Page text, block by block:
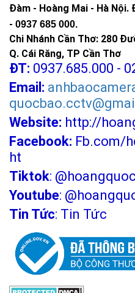
Hướng dẫn lắp đặt
thi công
Đàm - Hoàng Mai - Hà Nội.
- 0937 685 000.
Chi Nhánh Cần Thơ: 280
Q. Cái Răng, TP Cần Thơ
ĐT: 0937.685.000 -
Email:
Website: http://
Facebook: Fb.com/
ht
Tiktok:
Youtube:
Tin Tức: Tin Tức